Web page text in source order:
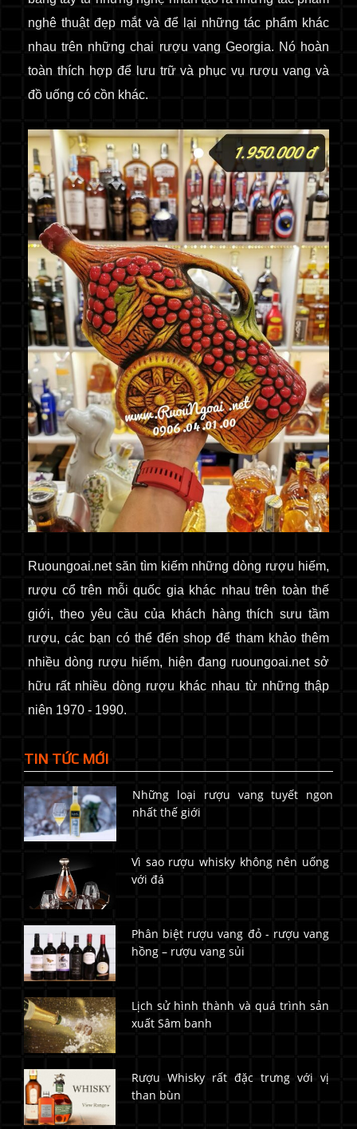
nghê thuật đẹp mắt và để lại những tác phẩm khác
nhau trên những chai rượu vang Georgia. Nó hoàn
toàn thích hợp để lưu trữ và phục vụ rượu vang và
đồ uống có cồn khác.
Ruoungoai.net săn tìm kiếm những dòng rượu hiếm,
rượu cổtrên mỗi quốc gia khác nhau trên toàn thế
giới, theo yêu cầu của khách hàng thích sưu tầm
rượu, các bạn có thể đến shop để tham khảo thêm
nhiều dòng rượu hiếm, hiện đang ruoungoai.net sở
hữu rất nhiều dòng rượu khác nhau từ những thập
niên 1970 - 1990.
TIN TỨC MỚI
Những loại rượu vang tuyết ngon
nhất thế giới
Vì sao rượu whisky không nên uống
với đá
Phân biệt rượu vang đỏ - rượu vang
hồng – rượu vang sủi
Lịch sử hình thành và quá trình sản
xuất Sâm banh
Rượu Whisky rất đặc trưng với vị
than bùn